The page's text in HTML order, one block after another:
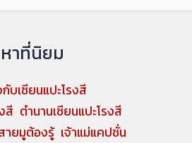
าที่นิยม
บเซียนแปะโรงสี
สี ตำนานเซียนแปะโรงสี
ายมูต้องรู้ เจ้าแม่แคปชั่น